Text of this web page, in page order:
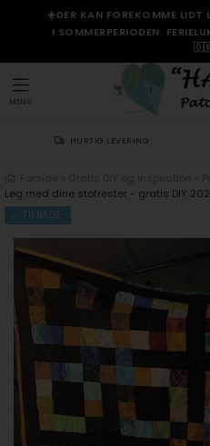
☀️DER KAN FOREKOMME LIDT
I SOMMERPERIODEN.
MENU
HURTIG LEVERING
Leg med dine stofrester - gratis DIY
TILBAGE